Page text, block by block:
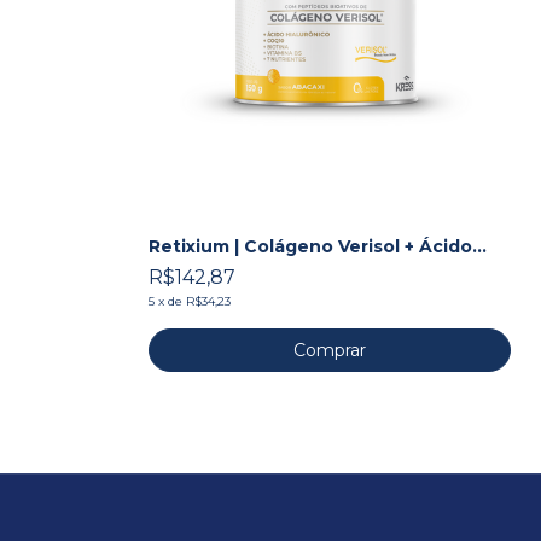
Retixium | Colágeno Verisol + Ácido
Hialurônico + Associações
R$142,87
5 x de R$34,23
Comprar